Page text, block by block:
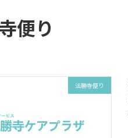
便り
法勝寺便り